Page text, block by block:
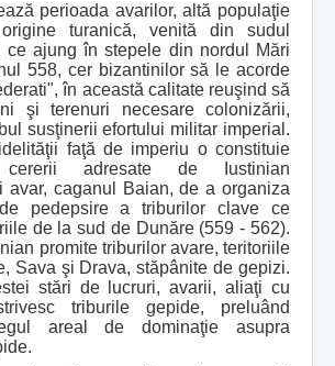
avarilor, altă populaţie
turanică, venită din sudul
ce ajung în stepele din nordul Mări
558, cer bizantinilor să le acorde
în această calitate reuşind să
şi terenuri necesare colonizării,
susţinerii efortului militar imperial.
faţă de imperiu o constituie
cererii adresate de Iustinian
avar, caganul Baian, de a organiza
pedepsire a triburilor clave ce
de la sud de Dunăre (559 - 562).
promite triburilor avare, teritoriile
Sava şi Drava, stăpânite de gepizi.
stări de lucruri, avarii, aliaţi cu
triburile gepide, preluând
areal de dominaţie asupra